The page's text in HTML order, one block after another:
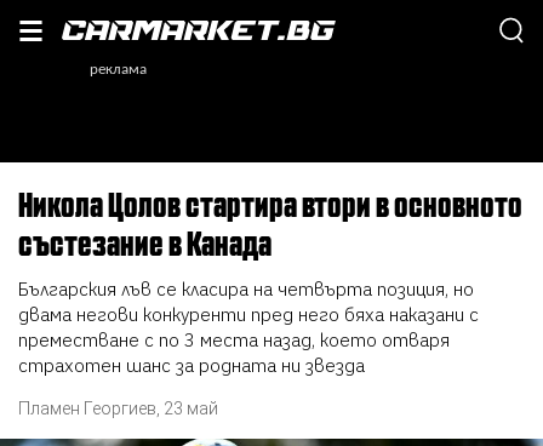
Никола Цолов стартира втори в основното
състезание в Канада
Българския лъв се класира на четвърта позиция, но
двама негови конкуренти пред него бяха наказани с
преместване с по 3 места назад, което отваря
страхотен шанс за родната ни звезда
Пламен Георгиев 23 май